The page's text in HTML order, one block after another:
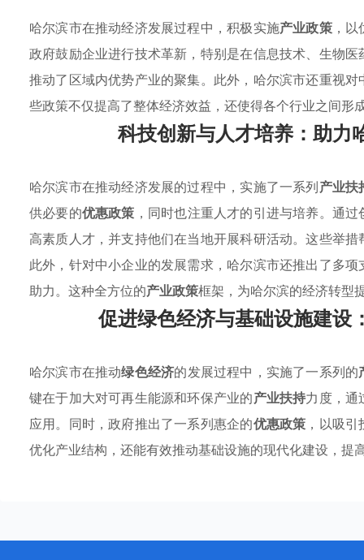
哈尔滨市在推动经济发展过程中，积极实施产业政策，以
政府鼓励企业进行技术革新，特别是在信息技术、生物
推动了区域内优势产业的聚集。此外，哈尔滨市还重视对
些政策不仅提高了整体经济效益，还使得各个行业之间
科技创新与人才培养：助力
哈尔滨市在推动经济发展的过程中，实施了一系列产业扶
供必要的优惠政策 ，同时也注重人才的引进与培养。通
高素质人才，并支持他们在当地开展科研活动。这些举
此外，针对中小企业的发展需求，哈尔滨市还推出了多
助力。这种全方位的产业政策框架，为哈尔滨的经济转型
促进绿色经济与基础设施建设
哈尔滨市在推动绿色经济的发展过程中，实施了一系列的
键在于加大对可再生能源和环保产业的产业扶持力度，通
应用。同时，政府推出了一系列惠企的优惠政策 ，以吸
优化产业结构，还能有效推动基础设施的现代化建设，